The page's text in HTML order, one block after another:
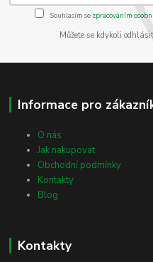
Souhlasím se zpracováním
Můžete se kdykoli
Informace pro
O nás
Jak nakupovat
Obchodní podmínky
Kontakty
Blog
Kontakty